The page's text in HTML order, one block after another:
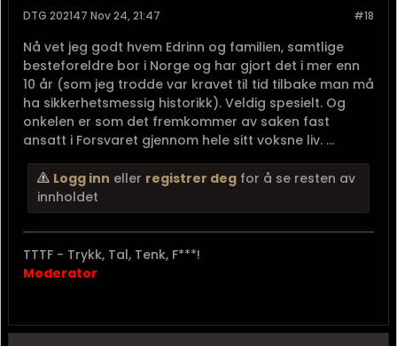
#18
DTG 202147 Nov 24, 21:47
Nå vet jeg godt hvem Edrinn og familien, samtlige
besteforeldre bor i Norge og har gjort det i mer enn
10 år (som jeg trodde var kravet til tid tilbake man må
ha sikkerhetsmessig historikk). Veldig spesielt. Og
onkelen er som det fremkommer av saken fast
ansatt i Forsvaret gjennom hele sitt voksne liv. ...
Logg inn eller registrer deg for å se resten av
innholdet
TTTF - Trykk, Tal, Tenk, F***!
Moderator